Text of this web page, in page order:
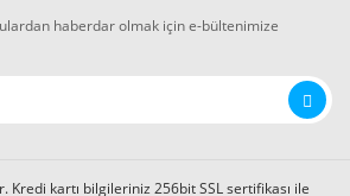
haberdar olmak için e-bültenimize
Kredi kartı bilgileriniz 256bit SSL sertifikası ile